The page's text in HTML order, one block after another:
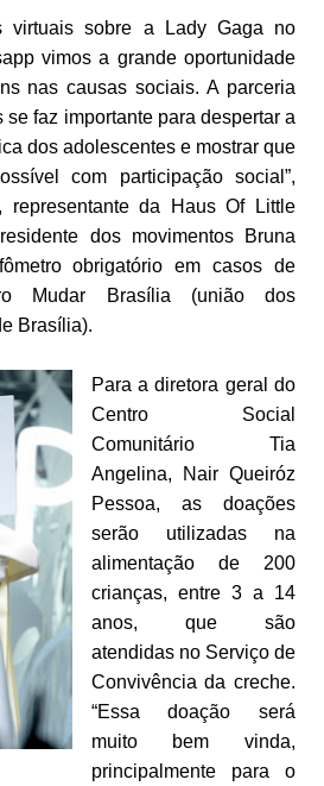
virtuais sobre a Lady Gaga no
vimos a grande oportunidade
nas causas sociais. A parceria
faz importante para despertar a
dos adolescentes e mostrar que
com participação social”,
representante da Haus Of Little
dos movimentos Bruna
obrigatório em casos de
Mudar Brasília (união dos
Brasília).
Para a diretora geral do
Centro Social
Comunitário Tia
Angelina, Nair Queiróz
Pessoa, as doações
serão utilizadas na
alimentação de 200
crianças, entre 3 a 14
anos, que são
atendidas no Serviço de
Convivência da creche.
“Essa doação será
muito bem vinda,
principalmente para o